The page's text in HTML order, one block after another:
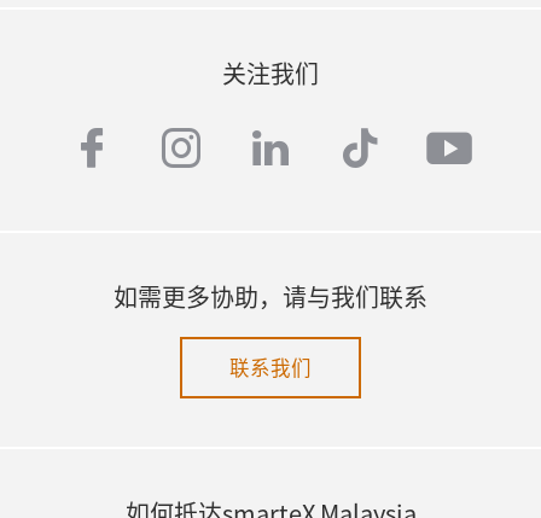
关注我们
facebook
instagram
linkedintiktok
如需更多协助，请与我们联系
联系我们